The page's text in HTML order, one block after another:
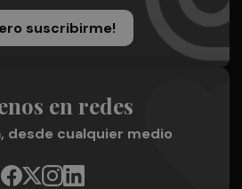
suscribirme!
en redes
desde cualquier medio